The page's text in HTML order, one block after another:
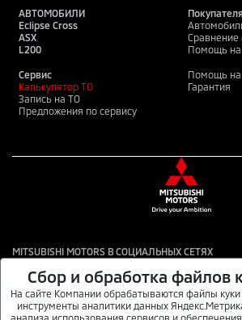
АВТОМОБИЛИ
Eclipse Cross
ASX
L200
Сравнение
Помощь на
Сервис
Калькулятор ТО
Запись на ТО
Предложения по сервису
Помощь на
Гарантия
Данный интернет-сайт носит информационный
MITSUBISHI MOTORS В СОЦИАЛЬНЫХ СЕТЯХ
Сбор и обработка файлов
На сайте Компании обрабатываются файлы
инструменты аналитики данных
анализа использования сервисов и